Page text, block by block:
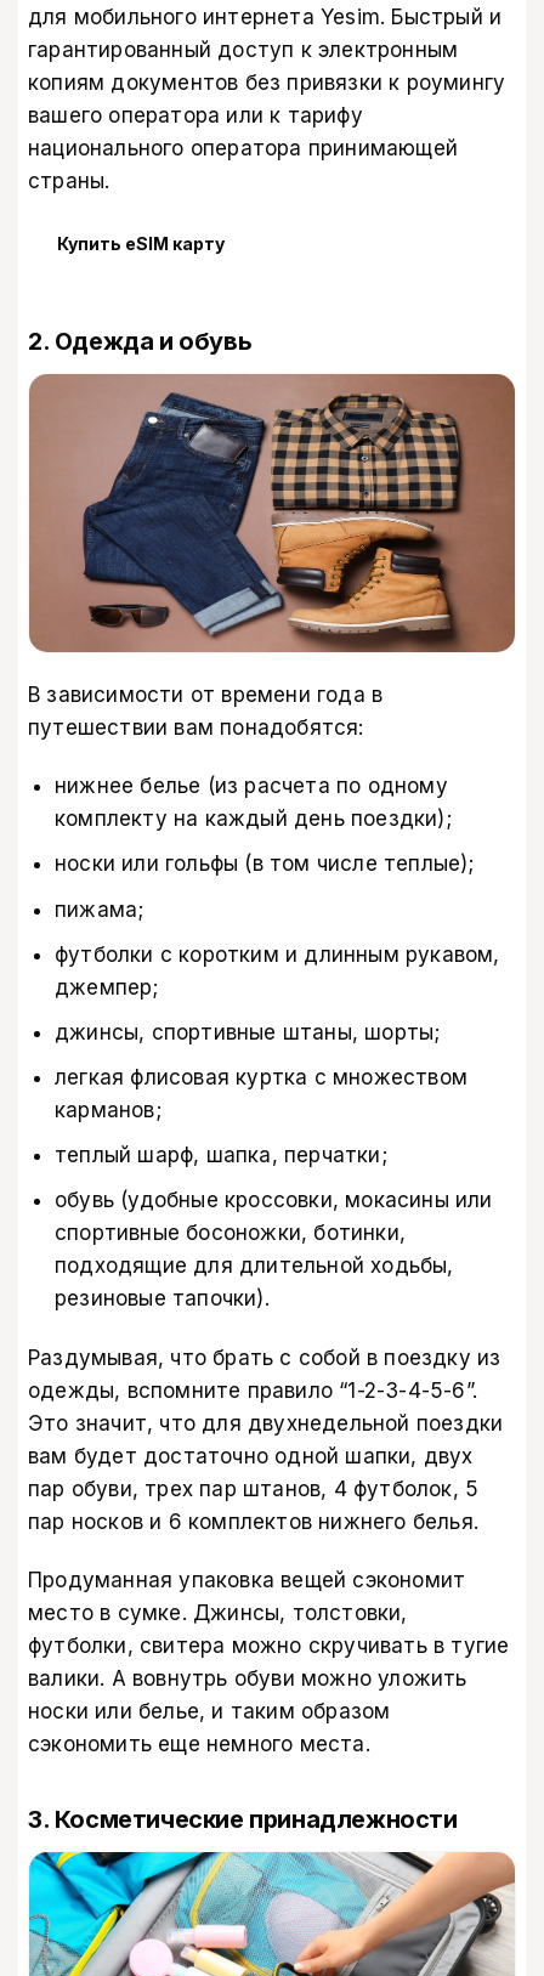
для мобильного интернета Yesim. Быстрый и
гарантированный доступ к электронным
копиям документов без привязки к роумингу
вашего оператора или к тарифу
национального оператора принимающей
страны.
Купить eSIM карту
2. Одежда и обувь
В зависимости от времени года в
путешествии вам понадобятся:
нижнее белье (из расчета по одному
комплекту на каждый день поездки);
носки или гольфы (в том числе теплые);
пижама;
футболки с коротким и длинным рукавом,
джемпер;
джинсы, спортивные штаны, шорты;
легкая флисовая куртка с множеством
карманов;
теплый шарф, шапка, перчатки;
обувь (удобные кроссовки, мокасины или
спортивные босоножки, ботинки,
подходящие для длительной ходьбы,
резиновые тапочки).
Раздумывая, что брать с собой в поездку из
одежды, вспомните правило “1-2-3-4-5-6”.
Это значит, что для двухнедельной поездки
вам будет достаточно одной шапки, двух
пар обуви, трех пар штанов, 4 футболок, 5
пар носков и 6 комплектов нижнего белья.
Продуманная упаковка вещей сэкономит
место в сумке. Джинсы, толстовки,
футболки, свитера можно скручивать в тугие
валики. А вовнутрь обуви можно уложить
носки или белье, и таким образом
сэкономить еще немного места.
3. Косметические принадлежности